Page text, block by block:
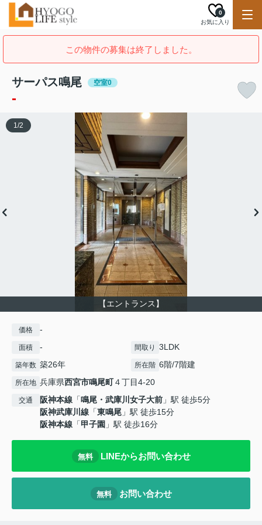
お気に入り
0
この物件の募集は終了しました。
サーパス鳴尾 空室0
-
【エントランス】
1/2
価格 -
面積 - 間取り 3LDK
築年数 築26年 所在階 6階/7階建
所在地 兵庫県西宮市鳴尾町４丁目4-20
交通 阪神本線 「鳴尾・武庫川女子大前 」駅 徒歩5分
阪神武庫川線 「東鳴尾 」駅 徒歩15分
阪神本線 「甲子園 」駅 徒歩16分
無料 LINEからお問い合わせ
無料 お問い合わせ